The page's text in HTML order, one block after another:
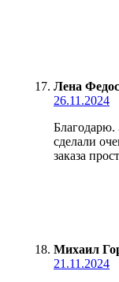
Лена
26.11.2024
Благодарю.
сделали
заказа
Михаил
21.11.2024